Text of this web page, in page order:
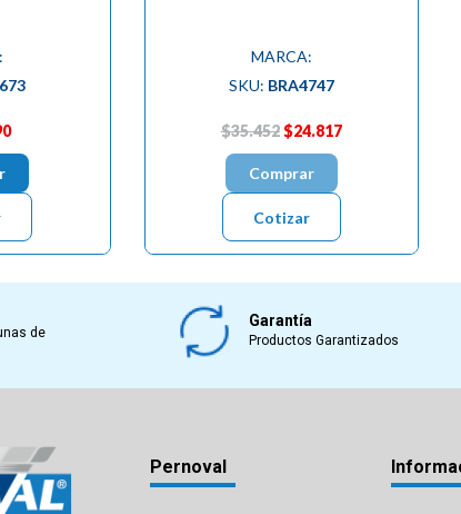
MARCA:
SKU: BRA4747
$35.452$24.817
Comprar
Cotizar
de
Garantía
Productos Garantizados
Pernoval